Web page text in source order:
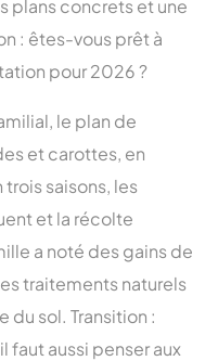
plans concrets et une
: êtes-vous prêt à
pour 2026 ?
le plan de
et carottes, en
saisons, les
et la récolte
a noté des gains de
traitements naturels
sol. Transition :
faut aussi penser aux